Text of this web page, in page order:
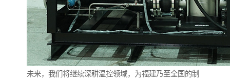
未来，我们将继续深耕温控领域，为福建乃至全国的制